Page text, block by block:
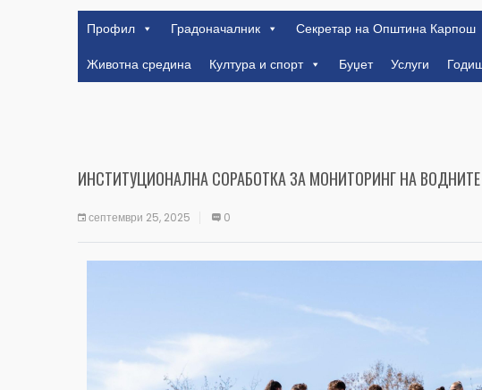
Профил Градоначалник Секретар на Општина Карпош
Животна средина
Култура и спорт Буџет Услуги
ИНСТИТУЦИОНАЛНА СОРАБОТКА ЗА МОНИТОРИНГ НА ВОДНИТЕ
септември 25, 2025 0